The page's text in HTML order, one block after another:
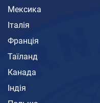
Мексика
Італія
Франція
Таїланд
Канада
Індія